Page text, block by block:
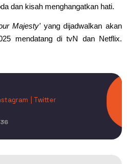
dan kisah menghangatkan hati.
Majesty’yang dijadwalkan akan
mendatang di tvN dan Netflix.
| Twitter